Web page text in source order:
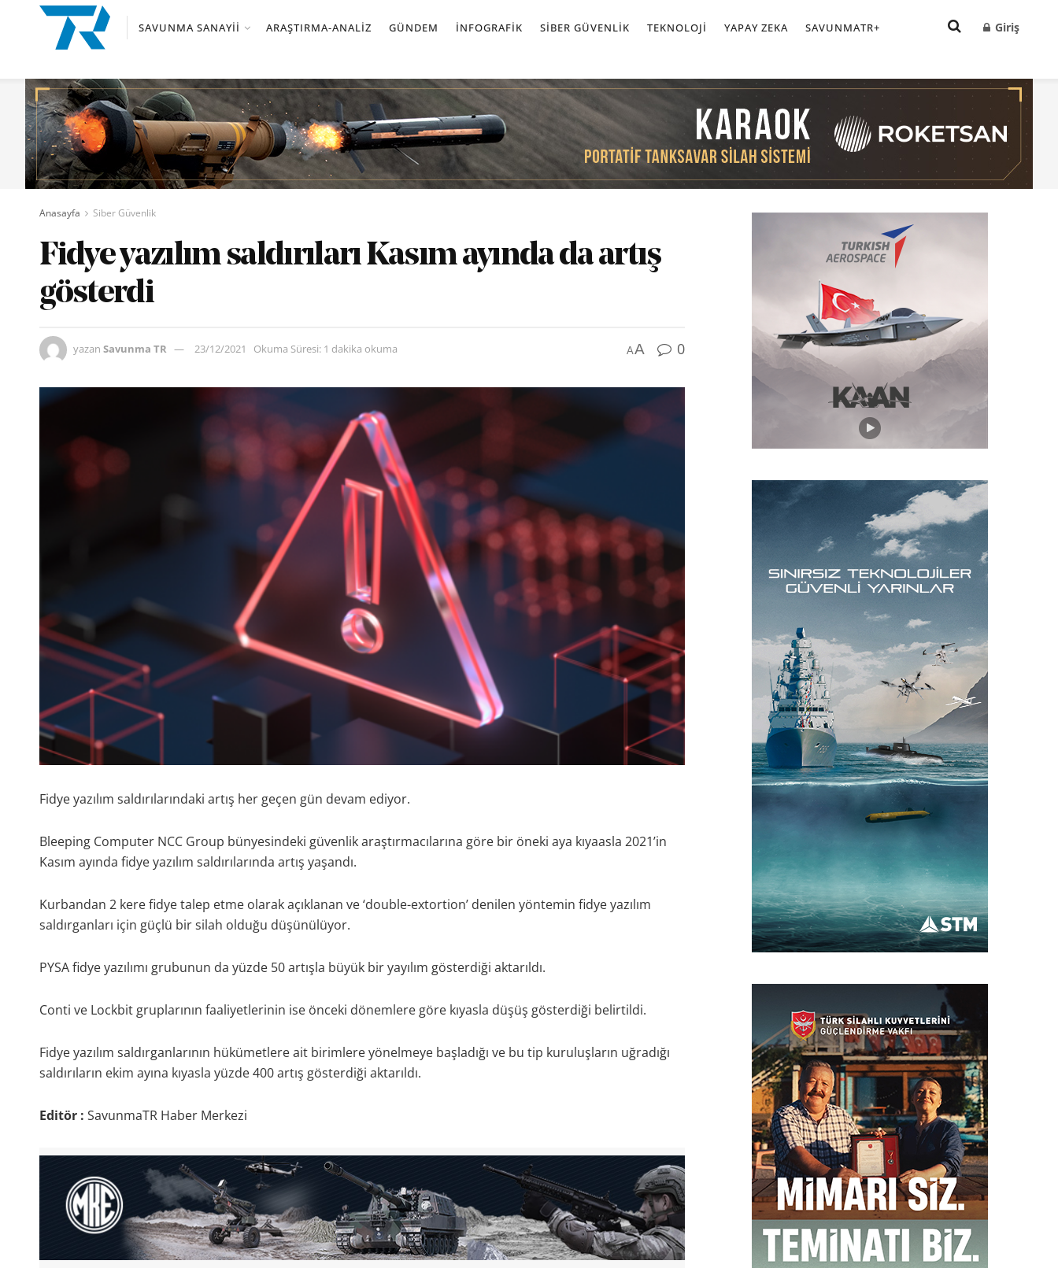
SAVUNMA SANAYII ARAŞTIRMA-ANALIZ GÜNDEM İNFOGRAFIK SIBER GÜVENLIK TEKNOLOJI YAPAY ZEKA SAVUNMATR+ Giriş
Anasayfa Siber Güvenlik
Fidye yazılım saldırıları Kasım ayında da artış
gösterdi
yazan Savunma TR 23/12/2021 Okuma Süresi: 1 dakika okuma AA 0
Fidye yazılım saldırılarındaki artış her geçen gün devam ediyor.
Bleeping Computer NCC Group bünyesindeki güvenlik araştırmacılarına göre bir öneki aya kıyaasla 2021’in
Kasım ayında fidye yazılım saldırılarında artış yaşandı.
Kurbandan 2 kere fidye talep etme olarak açıklanan ve ‘double-extortion’ denilen yöntemin fidye yazılım
saldırganları için güçlü bir silah olduğu düşünülüyor.
PYSA fidye yazılımı grubunun da yüzde 50 artışla büyük bir yayılım gösterdiği aktarıldı.
Conti ve Lockbit gruplarının faaliyetlerinin ise önceki dönemlere göre kıyasla düşüş gösterdiği belirtildi.
Fidye yazılım saldırganlarının hükümetlere ait birimlere yönelmeye başladığı ve bu tip kuruluşların uğradığı
saldırıların ekim ayına kıyasla yüzde 400 artış gösterdiği aktarıldı.
Editör : SavunmaTR Haber Merkezi